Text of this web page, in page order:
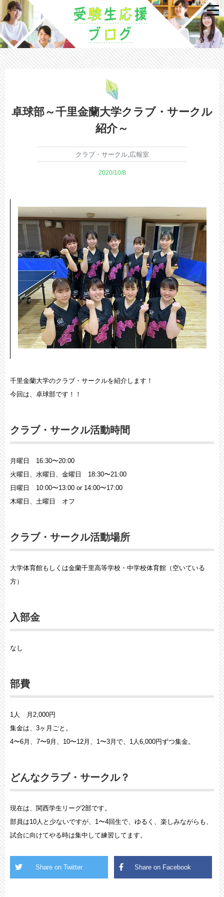
卓球部～千里金蘭大学クラブ・サークル
紹介～
2020/10/8
クラブ・サークル, 広報室
千里金蘭大学のクラブ・サークルを紹介します！
今回は、卓球部です！！
クラブ・サークル活動時間
月曜日 16:30〜20:00
火曜日、水曜日、金曜日 18:30〜21:00
日曜日 10:00〜13:00 or 14:00〜17:00
木曜日、土曜日 オフ
クラブ・サークル活動場所
大学体育館もしくは金蘭千里高等学校・中学校体育館（空いている
方）
入部金
なし
部費
1人 月2,000円
集金は、3ヶ月ごと。
4〜6月、7〜9月、10〜12月、1〜3月で、1人6,000円ずつ集金。
どんなクラブ・サークル？
現在は、関西学生リーグ2部です。
部員は10人と少ないですが、1〜4回生で、ゆるく、楽しみながらも、
試合に向けてやる時は集中して練習してます。